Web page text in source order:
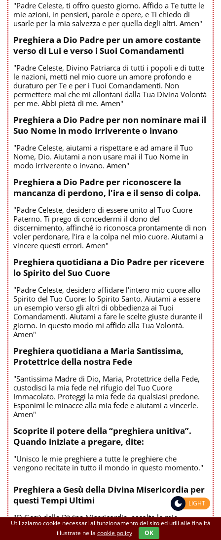
"Padre Celeste, ti offro questo giorno. Affido a Te tutte le
mie azioni, in pensieri, parole e opere, e Ti chiedo di
usarle per la mia salvezza e per quella degli altri. Amen"
Preghiera a Dio Padre per un amore costante
verso di Lui e verso i Suoi Comandamenti
"Padre Celeste, Divino Patriarca di tutti i popoli e di tutte
le nazioni, metti nel mio cuore un amore profondo e
duraturo per Te e per i Tuoi Comandamenti. Non
permettere mai che mi allontani dalla Tua Divina Volontà
per me. Abbi pietà di me. Amen"
Preghiera a Dio Padre per non nominare mai il
Suo Nome in modo irriverente o invano
"Padre Celeste, aiutami a rispettare e ad amare il Tuo
Nome, Dio. Aiutami a non usare mai il Tuo Nome in
modo irriverente o invano. Amen"
Preghiera a Dio Padre per riconoscere la
mancanza di perdono, l'ira e il senso di colpa.
"Padre Celeste, desidero di essere unito al Tuo Cuore
Paterno. Ti prego di concedermi il dono del
discernimento, affinché io riconosca prontamente di non
voler perdonare, l'ira e la colpa nel mio cuore. Aiutami a
vincere questi errori. Amen"
Preghiera quotidiana a Dio Padre per ricevere
lo Spirito del Suo Cuore
"Padre Celeste, desidero affidare l'intero mio cuore allo
Spirito del Tuo Cuore: lo Spirito Santo. Aiutami a essere
un esempio verso gli altri di obbedienza ai Tuoi
Comandamenti. Aiutami a fare le scelte giuste durante il
giorno. In questo modo mi affido alla Tua Volontà.
Amen"
Preghiera quotidiana a Maria Santissima,
Protettrice della nostra Fede
"Santissima Madre di Dio, Maria, Protettrice della Fede,
custodisci la mia fede nel rifugio del Tuo Cuore
Immacolato. Proteggi la mia fede da qualsiasi predone.
Esponimi le minacce alla mia fede e aiutami a vincerle.
Amen"
Scoprite il potere della “preghiera unitiva”.
Quando iniziate a pregare, dite:
"Unisco le mie preghiere a tutte le preghiere che
vengono recitate in tutto il mondo in questo momento."
Preghiera a Gesù della Divina Misericordia per
questi Tempi Ultimi
"O Gesù della Divina Misericordia, ascolta le mie
suppliche a te, perché sono qui per fare la tua Volontà!."
Utilizziamo cookie necessari al funzionamento del sito ed utili alle finalità
illustrate nella cookie policy OK
LIGHT